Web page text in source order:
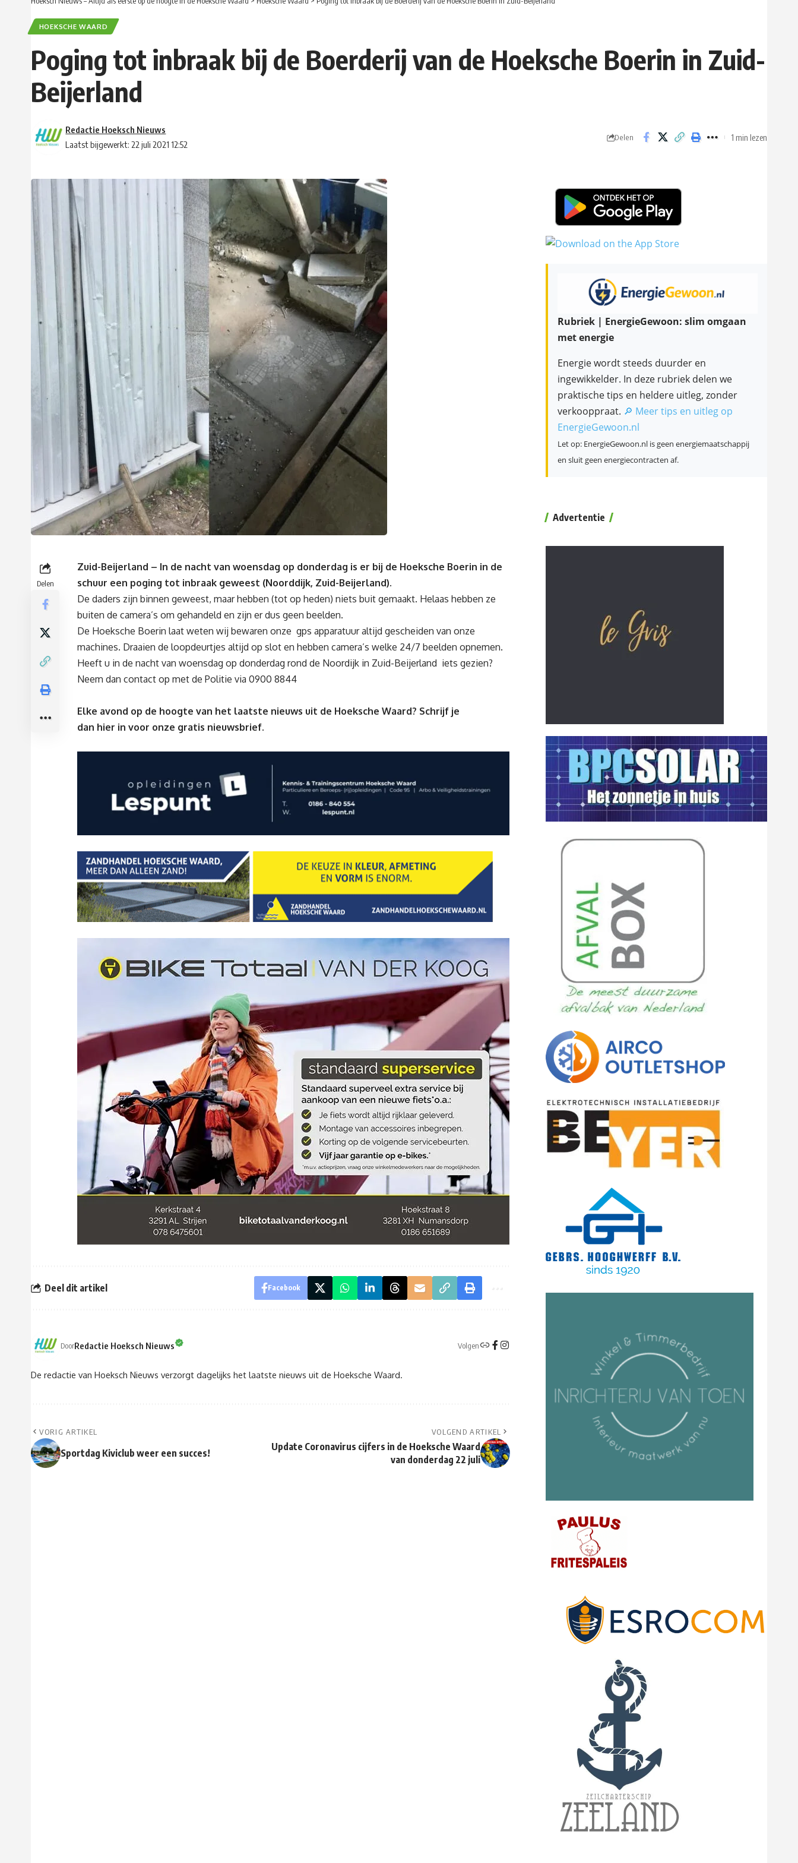
HOEKSCHE WAARD
Poging tot inbraak bij de Boerderij van de Hoeksche Boerin in Zuid-
Beijerland
Laatst bijgewerkt: 22 juli 2021 12:52
Redactie Hoeksch Nieuws
Delen 1 min lezen
Delen
Zuid-Beijerland – In de nacht van woensdag op donderdag is er bij de Hoeksche Boerin in de
schuur een poging tot inbraak geweest (Noorddijk, Zuid-Beijerland).
De daders zijn binnen geweest, maar hebben (tot op heden) niets buit gemaakt. Helaas hebben ze
buiten de camera’s om gehandeld en zijn er dus geen beelden.
De Hoeksche Boerin laat weten wij bewaren onze gps apparatuur altijd gescheiden van onze
machines. Draaien de loopdeurtjes altijd op slot en hebben camera’s welke 24/7 beelden opnemen.
Heeft u in de nacht van woensdag op donderdag rond de Noordijk in Zuid-Beijerland iets gezien?
Neem dan contact op met de Politie via 0900 8844
Elke avond op de hoogte van het laatste nieuws uit de Hoeksche Waard? Schrijf je
dan hier in voor onze gratis nieuwsbrief.
Deel dit artikel Facebook
DoorRedactie Hoeksch Nieuws Volgen
De redactie van Hoeksch Nieuws verzorgt dagelijks het laatste nieuws uit de Hoeksche Waard.
VORIG ARTIKEL
Sportdag Kiviclub weer een succes!
VOLGEND ARTIKEL
Update Coronavirus cijfers in de Hoeksche Waard
van donderdag 22 juli
Rubriek | EnergieGewoon: slim omgaan
met energie
Energie wordt steeds duurder en
ingewikkelder. In deze rubriek delen we
praktische tips en heldere uitleg, zonder
verkooppraat. 🔎 Meer tips en uitleg op
EnergieGewoon.nl
Let op: EnergieGewoon.nl is geen energiemaatschappij
en sluit geen energiecontracten af.
Advertentie